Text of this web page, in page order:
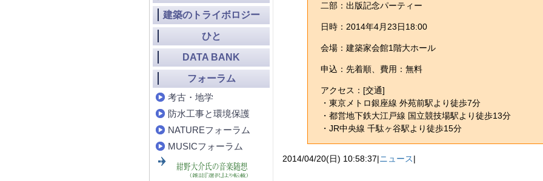
二部：出版記念パーティー
日時：2014年4月23日18:00
会場：建築家会館1階大ホール
申込：先着順、費用：無料
アクセス：[交通]
・東京メトロ銀座線 外苑前駅より徒歩7分
・都営地下鉄大江戸線 国立競技場駅より徒歩13分
・JR中央線 千駄ヶ谷駅より徒歩15分
2014/04/20(日) 10:58:37|ニュース|
建築のトライボロジー
ひと
DATA BANK
フォーラム
考古・地学
防水工事と環境保護
NATUREフォーラム
MUSICフォーラム